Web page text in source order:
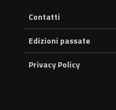
Contatti
Edizioni passate
Privacy Policy